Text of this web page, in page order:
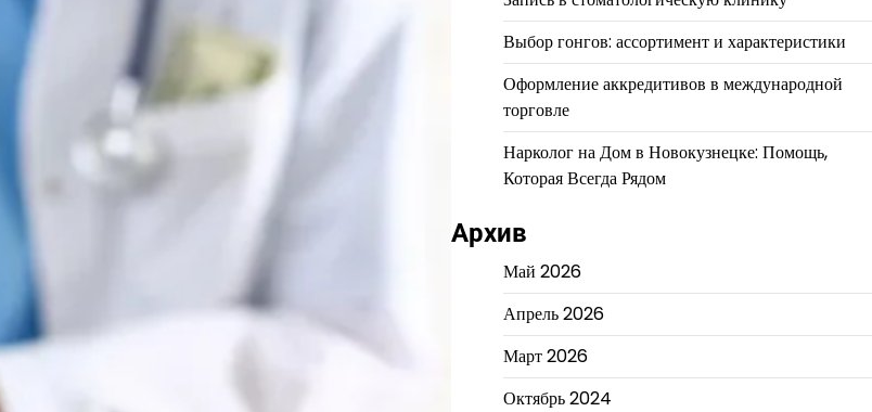
Выбор гонгов: ассортимент и характеристики
Оформление аккредитивов в международной
торговле
Нарколог на Дом в Новокузнецке: Помощь,
Которая Всегда Рядом
Архив
Май 2026
Апрель 2026
Март 2026
Октябрь 2024